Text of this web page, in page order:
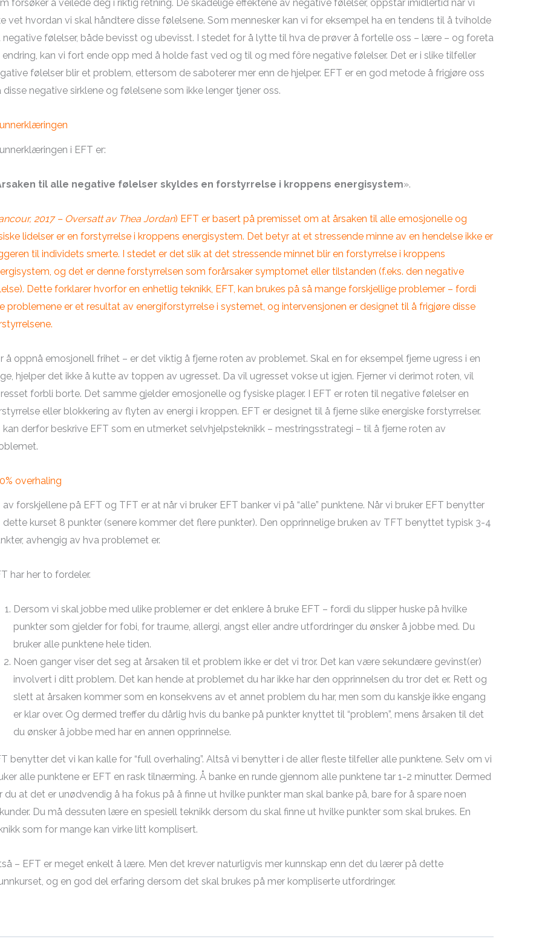
forsøker å veilede deg i riktig retning. De skadelige effektene av negative følelser, oppstår imidlertid når vi
vet hvordan vi skal håndtere disse følelsene. Som mennesker kan vi for eksempel ha en tendens til å tviholde
negative følelser, både bevisst og ubevisst. I stedet for å lytte til hva de prøver å fortelle oss – lære – og foreta
endring, kan vi fort ende opp med å holde fast ved og til og med fôre negative følelser. Det er i slike tilfeller
følelser blir et problem, ettersom de saboterer mer enn de hjelper. EFT er en god metode å frigjøre oss
disse negative sirklene og følelsene som ikke lenger tjener oss.
i EFT er:
til alle negative følelser skyldes en forstyrrelse i kroppens energisystem».
2017 – Oversatt av Thea Jordan) EFT er basert på premisset om at årsaken til alle emosjonelle og
lidelser er en forstyrrelse i kroppens energisystem. Det betyr at et stressende minne av en hendelse ikke er
til individets smerte. I stedet er det slik at det stressende minnet blir en forstyrrelse i kroppens
og det er denne forstyrrelsen som forårsaker symptomet eller tilstanden (f.eks. den negative
Dette forklarer hvorfor en enhetlig teknikk, EFT, kan brukes på så mange forskjellige problemer – fordi
problemene er et resultat av energiforstyrrelse i systemet, og intervensjonen er designet til å frigjøre disse
å oppnå emosjonell frihet – er det viktig å fjerne roten av problemet. Skal en for eksempel fjerne ugress i en
hjelper det ikke å kutte av toppen av ugresset. Da vil ugresset vokse ut igjen. Fjerner vi derimot roten, vil
forbli borte. Det samme gjelder emosjonelle og fysiske plager. I EFT er roten til negative følelser en
eller blokkering av flyten av energi i kroppen. EFT er designet til å fjerne slike energiske forstyrrelser.
kan derfor beskrive EFT som en utmerket selvhjelpsteknikk – mestringsstrategi – til å fjerne roten av
overhaling
av forskjellene på EFT og TFT er at når vi bruker EFT banker vi på “alle” punktene. Når vi bruker EFT benytter
dette kurset 8 punkter (senere kommer det flere punkter). Den opprinnelige bruken av TFT benyttet typisk 3-4
avhengig av hva problemet er.
har her to fordeler.
Dersom vi skal jobbe med ulike problemer er det enklere å bruke EFT – fordi du slipper huske på hvilke
punkter som gjelder for fobi, for traume, allergi, angst eller andre utfordringer du ønsker å jobbe med. Du
bruker alle punktene hele tiden.
Noen ganger viser det seg at årsaken til et problem ikke er det vi tror. Det kan være sekundære gevinst(er)
involvert i ditt problem. Det kan hende at problemet du har ikke har den opprinnelsen du tror det er. Rett og
slett at årsaken kommer som en konsekvens av et annet problem du har, men som du kanskje ikke engang
er klar over. Og dermed treffer du dårlig hvis du banke på punkter knyttet til “problem”, mens årsaken til det
du ønsker å jobbe med har en annen opprinnelse.
benytter det vi kan kalle for “full overhaling”. Altså vi benytter i de aller fleste tilfeller alle punktene. Selv om vi
alle punktene er EFT en rask tilnærming. Å banke en runde gjennom alle punktene tar 1-2 minutter. Dermed
du at det er unødvendig å ha fokus på å finne ut hvilke punkter man skal banke på, bare for å spare noen
Du må dessuten lære en spesiell teknikk dersom du skal finne ut hvilke punkter som skal brukes. En
som for mange kan virke litt komplisert.
– EFT er meget enkelt å lære. Men det krever naturligvis mer kunnskap enn det du lærer på dette
og en god del erfaring dersom det skal brukes på mer kompliserte utfordringer.